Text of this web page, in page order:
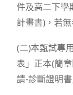
件及高二下學
計畫書)，若
(二)本甄試專
表」正本(簡
請-診斷證明